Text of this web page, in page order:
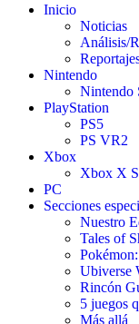
Inicio
Noticias
Análisis/
Nintendo
Nintendo
PlayStation
PS5
PS VR2
Xbox
Xbox X
PC
Secciones
Nuestro
Tales of
Ubiverse
Rincón
5 juegos
Más allá